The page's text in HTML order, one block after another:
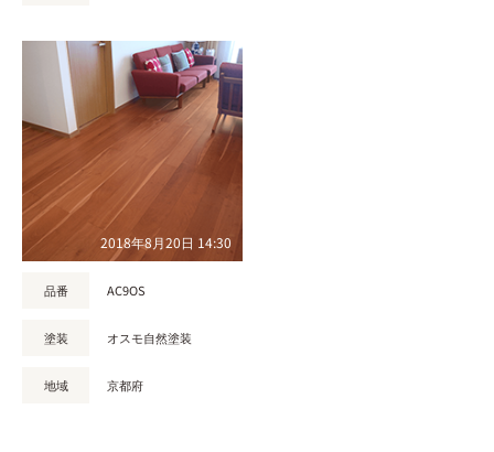
2018年8月20日 14:30
品番 AC9OS
塗装 オスモ自然塗装
地域 京都府